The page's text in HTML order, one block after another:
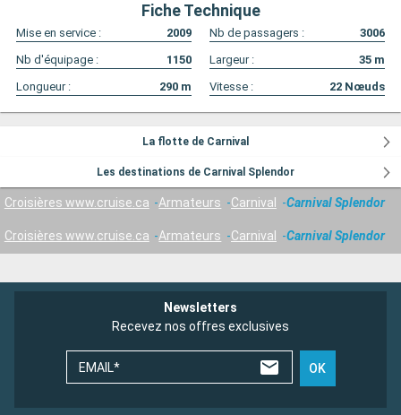
Fiche Technique
Mise en service : 2009 Nb de passagers :
3006
Nb d'équipage :
1150 Largeur : 35 m
Longueur :
290 m Vitesse : 22 Nœuds
La flotte de Carnival
Les destinations de Carnival Splendor
Croisières www.cruise.ca Armateurs Carnival Carnival Splendor
Croisières www.cruise.ca Armateurs Carnival Carnival Splendor
Newsletters
Recevez nos offres exclusives
EMAIL* OK